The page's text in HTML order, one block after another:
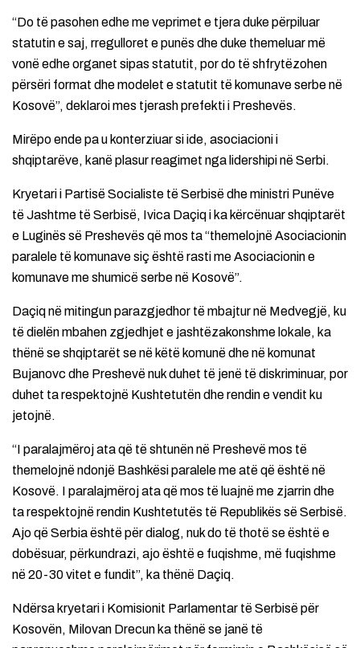
“Do të pasohen edhe me veprimet e tjera duke përpiluar
statutin e saj, rregulloret e punës dhe duke themeluar më
vonë edhe organet sipas statutit, por do të shfrytëzohen
përsëri format dhe modelet e statutit të komunave serbe në
Kosovë”, deklaroi mes tjerash prefekti i Preshevës.
Mirëpo ende pa u konterziuar si ide, asociacioni i
shqiptarëve, kanë plasur reagimet nga lidershipi në Serbi.
Kryetari i Partisë Socialiste të Serbisë dhe ministri Punëve
të Jashtme të Serbisë, Ivica Daçiq i ka kërcënuar shqiptarët
e Luginës së Preshevës që mos ta “themelojnë Asociacionin
paralele të komunave siç është rasti me Asociacionin e
komunave me shumicë serbe në Kosovë”.
Daçiq në mitingun parazgjedhor të mbajtur në Medvegjë, ku
të dielën mbahen zgjedhjet e jashtëzakonshme lokale, ka
thënë se shqiptarët se në këtë komunë dhe në komunat
Bujanovc dhe Preshevë nuk duhet të jenë të diskriminuar, por
duhet ta respektojnë Kushtetutën dhe rendin e vendit ku
jetojnë.
“I paralajmëroj ata që të shtunën në Preshevë mos të
themelojnë ndonjë Bashkësi paralele me atë që është në
Kosovë. I paralajmëroj ata që mos të luajnë me zjarrin dhe
ta respektojnë rendin Kushtetutës të Republikës së Serbisë.
Ajo që Serbia është për dialog, nuk do të thotë se është e
dobësuar, përkundrazi, ajo është e fuqishme, më fuqishme
në 20-30 vitet e fundit”, ka thënë Daçiq.
Ndërsa kryetari i Komisionit Parlamentar të Serbisë për
Kosovën, Milovan Drecun ka thënë se janë të